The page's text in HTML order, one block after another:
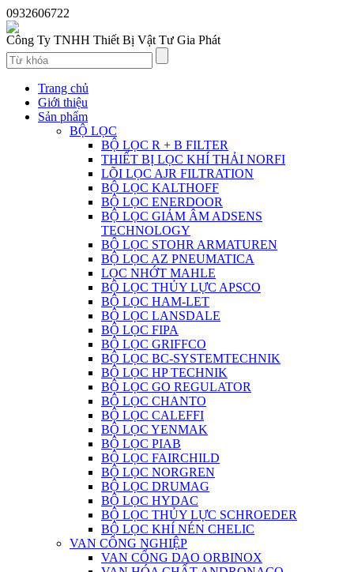
0932606722
Công Ty TNHH Thiết Bị Vật Tư Gia Phát
Trang chủ
Giới thiệu
Sản phẩm
BỘ LỌC
BỘ LỌC R + B FILTER
THIẾT BỊ LỌC KHÍ THẢI NORFI
LÕI LỌC AJR FILTRATION
BỘ LỌC KALTHOFF
BỘ LỌC ENERDOOR
BỘ LỌC GIẢM ÂM ADSENS
TECHNOLOGY
BỘ LỌC STOHR ARMATUREN
BỘ LỌC AZ PNEUMATICA
LỌC NHỚT MAHLE
BỘ LỌC THỦY LỰC APSCO
BỘ LỌC HAM-LET
BỘ LỌC LANSDALE
BỘ LỌC FIPA
BỘ LỌC GRIFFCO
BỘ LỌC BC-SYSTEMTECHNIK
BỘ LỌC HP TECHNIK
BỘ LỌC GO REGULATOR
BỘ LỌC CHANTO
BỘ LỌC CALEFFI
BỘ LỌC YENMAK
BỘ LỌC PIAB
BỘ LỌC FAIRCHILD
BỘ LỌC NORGREN
BỘ LỌC DRUMAG
BỘ LỌC HYDAC
BỘ LỌC THỦY LỰC SCHROEDER
BỘ LỌC KHÍ NÉN CHELIC
VAN CÔNG NGHIỆP
VAN CỔNG DAO ORBINOX